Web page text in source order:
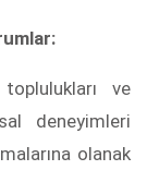
ve
deneyimleri
olanak